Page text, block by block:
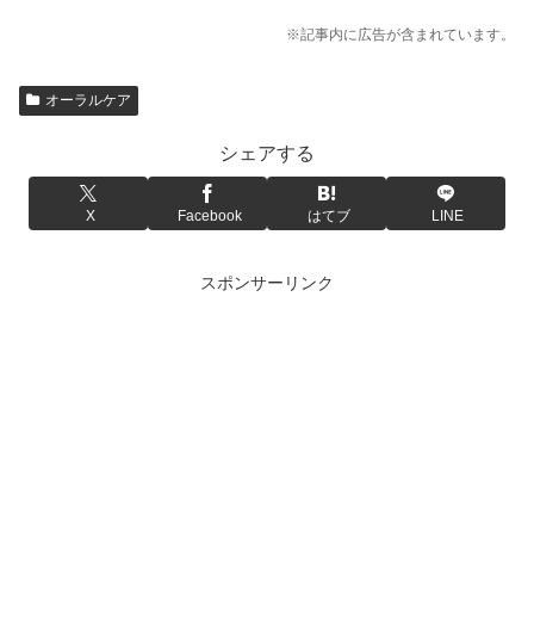
※記事内に広告が含まれています。
オーラルケア
シェアする
X Facebook はてブ LINE
スポンサーリンク